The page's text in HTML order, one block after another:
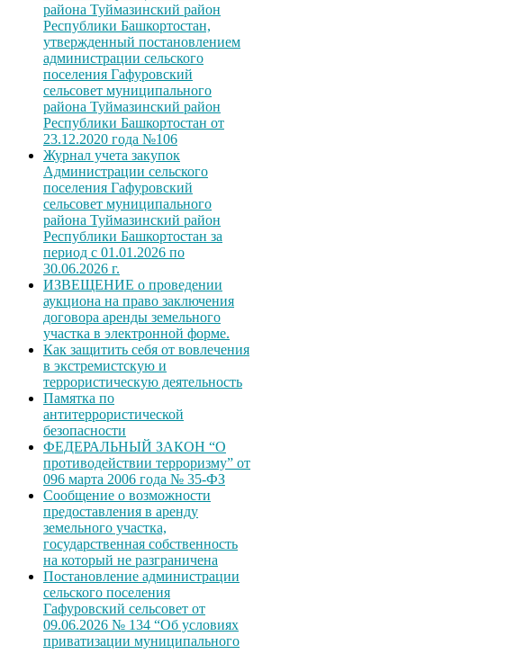
района Туймазинский район
Республики Башкортостан,
утвержденный постановлением
администрации сельского
поселения Гафуровский
сельсовет муниципального
района Туймазинский район
Республики Башкортостан от
23.12.2020 года №106
Журнал учета закупок
Администрации сельского
поселения Гафуровский
сельсовет муниципального
района Туймазинский район
Республики Башкортостан за
период с 01.01.2026 по
30.06.2026 г.
ИЗВЕЩЕНИЕ о проведении
аукциона на право заключения
договора аренды земельного
участка в электронной форме.
Как защитить себя от вовлечения
в экстремистскую и
террористическую деятельность
Памятка по
антитеррористической
безопасности
ФЕДЕРАЛЬНЫЙ ЗАКОН “О
противодействии терроризму” от
096 марта 2006 года № 35-ФЗ
Сообщение о возможности
предоставления в аренду
земельного участка,
государственная собственность
на который не разграничена
Постановление администрации
сельского поселения
Гафуровский сельсовет от
09.06.2026 № 134 “Об условиях
приватизации муниципального